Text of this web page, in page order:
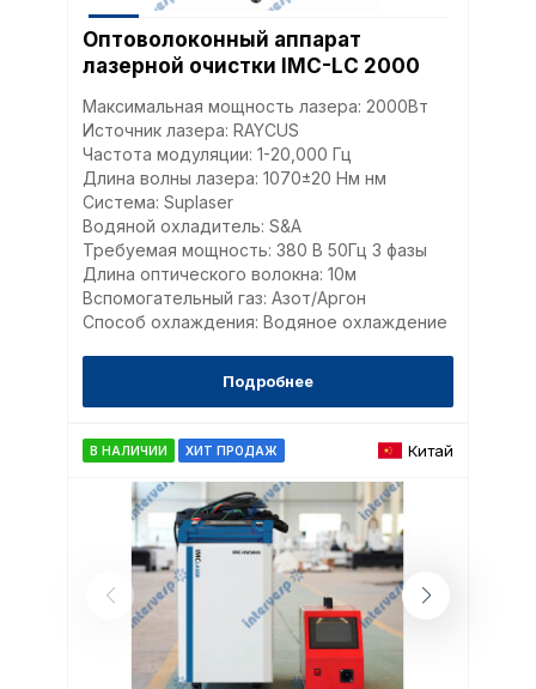
Оптоволоконный аппарат
лазерной очистки IMC-LC 2000
Максимальная мощность лазера: 2000Вт
Источник лазера: RAYCUS
Частота модуляции: 1-20,000 Гц
Длина волны лазера: 1070±20 Нм нм
Система: Suplaser
Водяной охладитель: S&A
Требуемая мощность: 380 В 50Гц 3 фазы
Длина оптического волокна: 10м
Вспомогательный газ: Азот/Аргон
Способ охлаждения: Водяное охлаждение
Подробнее
В НАЛИЧИИ ХИТ ПРОДАЖ Китай